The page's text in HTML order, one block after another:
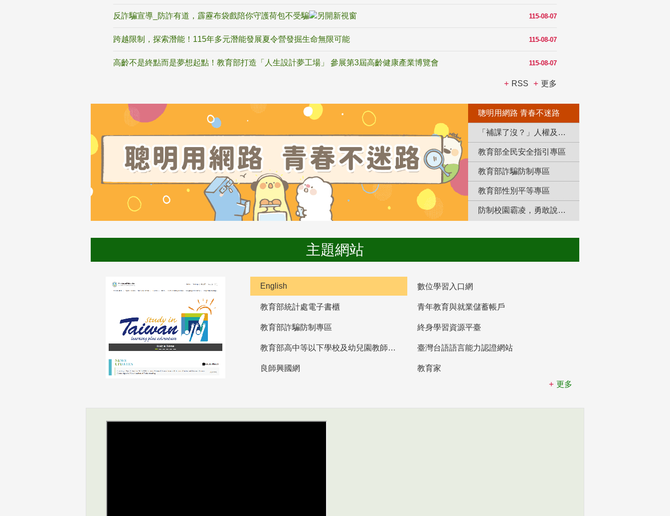
115-08-07
反詐騙宣導_防詐有道，霹靂布袋戲陪你守護荷包不受騙
115-08-07
跨越限制，探索潛能！115年多元潛能發展夏令營發掘生命無限可能
115-08-07
高齡不是終點而是夢想起點！教育部打造「人生設計夢工場」 參展第3屆高齡健康產業博覽會
RSS 更多
聰明用網路 青春不迷路
「補課了沒？」人權及轉型正義教育專區
教育部全民安全指引專區
教育部詐騙防制專區
教育部性別平等專區
防制校園霸凌，勇敢說出來！
主題網站
English 數位學習入口網
教育部統計處電子書櫃 青年教育與就業儲蓄帳戶
教育部詐騙防制專區 終身學習資源平臺
教育部高中等以下學校及幼兒園教師資格檢定考試 臺灣台語語言能力認證網站
良師興國網
教育家
更多